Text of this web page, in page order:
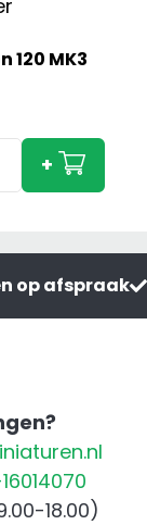
120 MK3
+
op afspraak
18.00)